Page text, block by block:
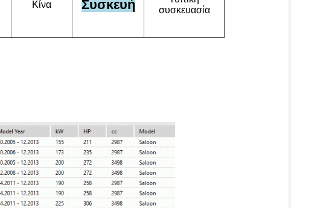
Κίνα Συσκευή
συσκευασία